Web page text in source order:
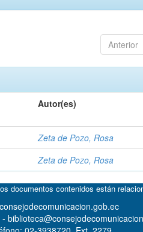
Anterior
Autor(es)
Zeta de Pozo, Rosa
Zeta de Pozo, Rosa
documentos contenidos están